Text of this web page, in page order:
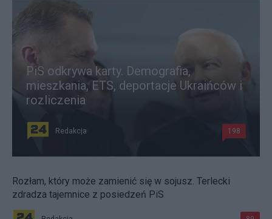
PiS odkrywa karty. Demografia,
mieszkania, ETS, deportacje Ukraińców i
rozliczenia
Redakcja 198
Rozłam, który może zamienić się w sojusz. Terlecki
zdradza tajemnice z posiedzeń PiS